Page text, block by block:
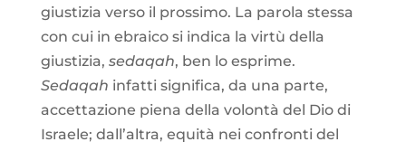
giustizia verso il prossimo. La parola stessa
con cui in ebraico si indica la virtù della
giustizia, sedaqah, ben lo esprime.
Sedaqah infatti significa, da una parte,
accettazione piena della volontà del Dio di
Israele; dall’altra, equità nei confronti del